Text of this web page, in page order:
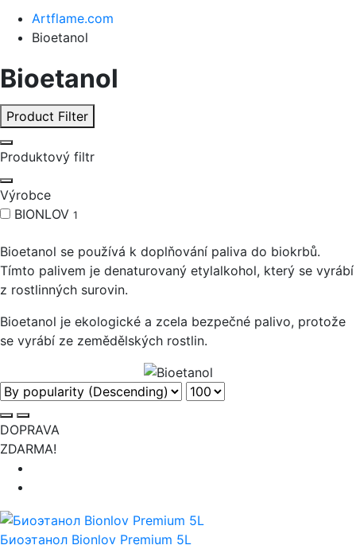
Artflame.com
Bioetanol
Bioetanol
Product Filter
Produktový filtr
Výrobce
BIONLOV 1
Bioetanol se používá k doplňování paliva do biokrbů.
Tímto palivem je denaturovaný etylalkohol, který se vyrábí
z rostlinných surovin.
Bioetanol je ekologické a zcela bezpečné palivo, protože
se vyrábí ze zemědělských rostlin.
DOPRAVA
ZDARMA!
Биоэтанол Bionlov Premium 5L